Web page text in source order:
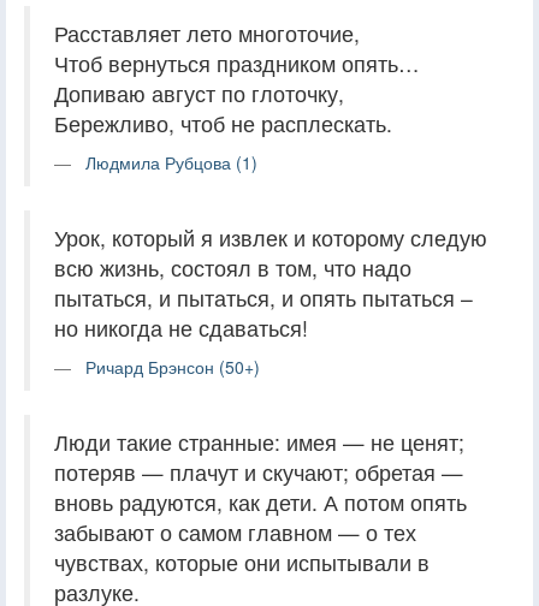
Расставляет лето многоточие,
Чтоб вернуться праздником опять…
Допиваю август по глоточку,
Бережливо, чтоб не расплескать.
Людмила Рубцова (1)
Урок, который я извлек и которому следую
всю жизнь, состоял в том, что надо
пытаться, и пытаться, и опять пытаться –
но никогда не сдаваться!
Ричард Брэнсон (50+)
Люди такие странные: имея — не ценят;
потеряв — плачут и скучают; обретая —
вновь радуются, как дети. А потом опять
забывают о самом главном — о тех
чувствах, которые они испытывали в
разлуке.